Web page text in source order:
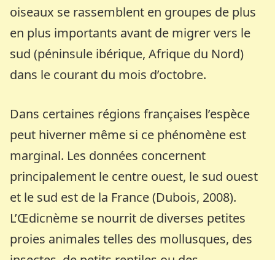
oiseaux se rassemblent en groupes de plus
en plus importants avant de migrer vers le
sud (péninsule ibérique, Afrique du Nord)
dans le courant du mois d’octobre.
Dans certaines régions françaises l’espèce
peut hiverner même si ce phénomène est
marginal. Les données concernent
principalement le centre ouest, le sud ouest
et le sud est de la France (Dubois, 2008).
L’Œdicnème se nourrit de diverses petites
proies animales telles des mollusques, des